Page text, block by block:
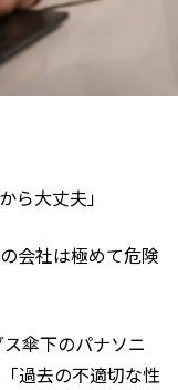
ら大丈夫」
会社は極めて危険
傘下のパナソニ
過去の不適切な性